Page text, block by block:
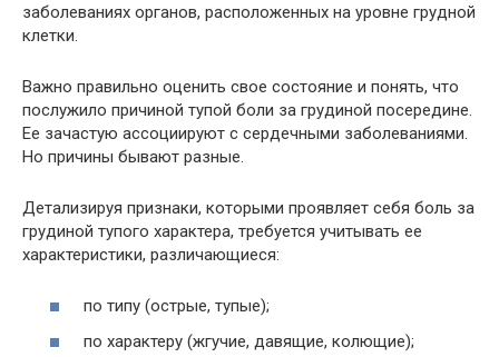
заболеваниях органов, расположенных на уровне грудной
клетки.
Важно правильно оценить свое состояние и понять, что
послужило причиной тупой боли за грудиной посередине.
Ее зачастую ассоциируют с сердечными заболеваниями.
Но причины бывают разные.
Детализируя признаки, которыми проявляет себя боль за
грудиной тупого характера, требуется учитывать ее
характеристики, различающиеся:
по типу (острые, тупые);
по характеру (жгучие, давящие, колющие);